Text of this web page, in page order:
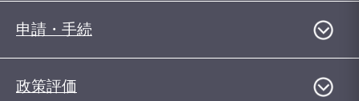
申請・手続
政策評価